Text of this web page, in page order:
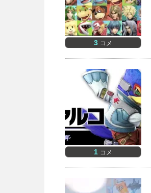
3 コメ
1 コメ